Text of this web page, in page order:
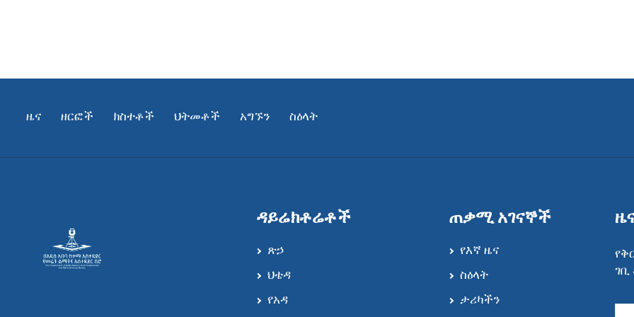
ዜና ዘርፎች ክስተቶች ህትመቶች አግኙን ስዕላት
ዳይሬክቶሬቶች
ጽኃ
ህቴዳ
የአዳ
ጠቃሚ አገናኞች
የእኛ ዜና
ስዕላት
ታሪካችን
ገቢ